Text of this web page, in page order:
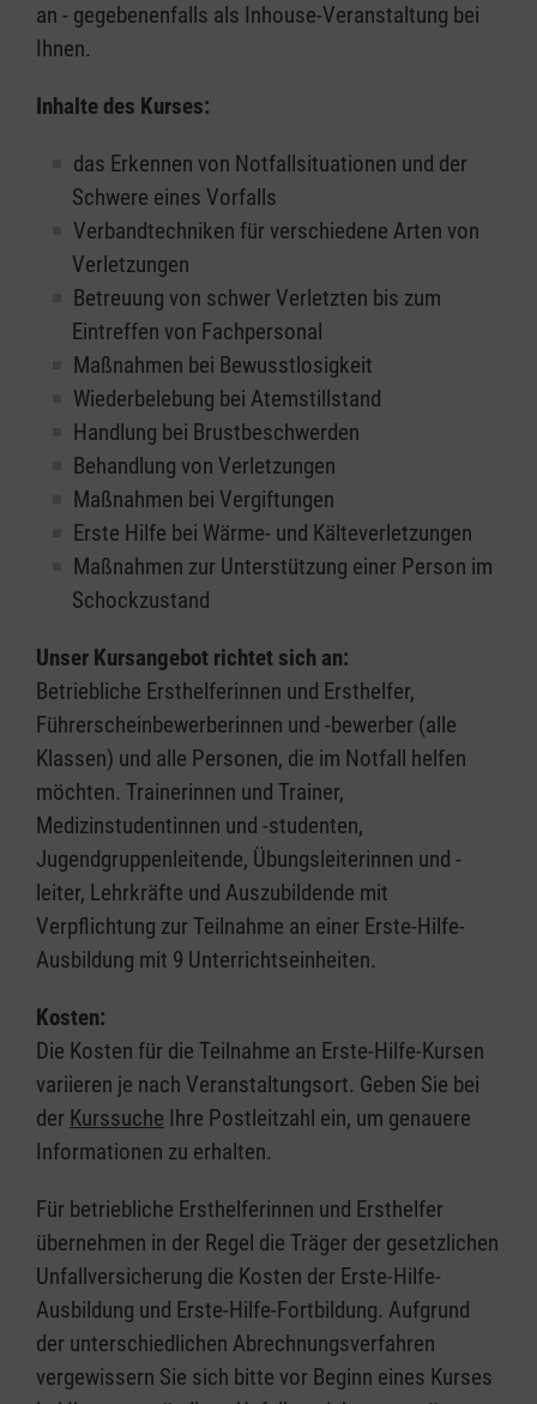
an - gegebenenfalls als Inhouse-Veranstaltung bei
Ihnen.
Inhalte des Kurses:
das Erkennen von Notfallsituationen und der
Schwere eines Vorfalls
Verbandtechniken für verschiedene Arten von
Verletzungen
Betreuung von schwer Verletzten bis zum
Eintreffen von Fachpersonal
Maßnahmen bei Bewusstlosigkeit
Wiederbelebung bei Atemstillstand
Handlung bei Brustbeschwerden
Behandlung von Verletzungen
Maßnahmen bei Vergiftungen
Erste Hilfe bei Wärme- und Kälteverletzungen
Maßnahmen zur Unterstützung einer Person im
Schockzustand
Unser Kursangebot richtet sich an:
Betriebliche Ersthelferinnen und Ersthelfer,
Führerscheinbewerberinnen und -bewerber (alle
Klassen) und alle Personen, die im Notfall helfen
möchten. Trainerinnen und Trainer,
Medizinstudentinnen und -studenten,
Jugendgruppenleitende, Übungsleiterinnen und -
leiter, Lehrkräfte und Auszubildende mit
Verpflichtung zur Teilnahme an einer Erste-Hilfe-
Ausbildung mit 9 Unterrichtseinheiten.
Kosten:
Die Kosten für die Teilnahme an Erste-Hilfe-Kursen
variieren je nach Veranstaltungsort. Geben Sie bei
der Kurssuche Ihre Postleitzahl ein, um genauere
Informationen zu erhalten.
Für betriebliche Ersthelferinnen und Ersthelfer
übernehmen in der Regel die Träger der gesetzlichen
Unfallversicherung die Kosten der Erste-Hilfe-
Ausbildung und Erste-Hilfe-Fortbildung. Aufgrund
der unterschiedlichen Abrechnungsverfahren
vergewissern Sie sich bitte vor Beginn eines Kurses